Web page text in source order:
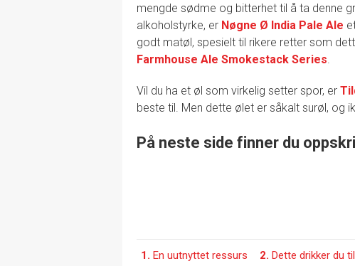
mengde sødme og bitterhet til å ta denne
alkoholstyrke, er Nøgne Ø India Pale Ale
godt matøl, spesielt til rikere retter som
Farmhouse Ale Smokestack Series.
Vil du ha et øl som virkelig setter spor, er
beste til. Men dette ølet er såkalt surøl, og
På neste side finner du
1. En uutnyttet ressurs 2. Dette drikker du til